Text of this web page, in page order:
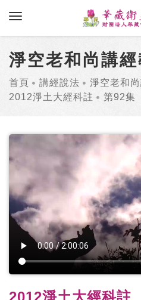
toggle navigation
淨空老和尚講經
首頁 講經說法
淨空老和
2012淨土大經科註
第92集